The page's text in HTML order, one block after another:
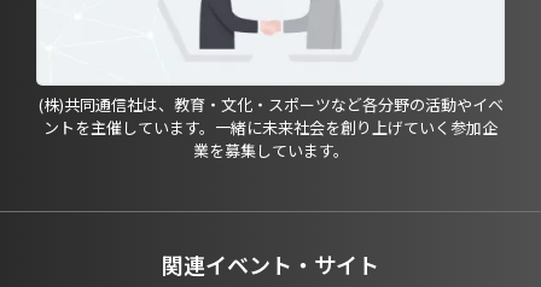
(株)共同通信社は、教育・文化・スポーツなど各分野の活動やイベ
ントを主催しています。一緒に未来社会を創り上げていく参加企
業を募集しています。
関連イベント・サイト